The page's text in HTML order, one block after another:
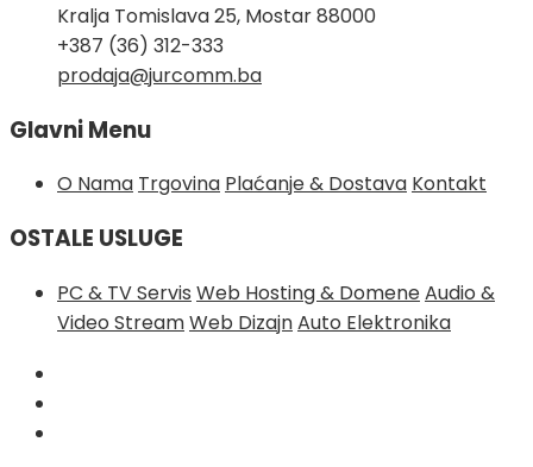
Kralja Tomislava 25, Mostar 88000
+387 (36) 312-333
prodaja@jurcomm.ba
Glavni Menu
O Nama Trgovina Plaćanje & Dostava Kontakt
OSTALE USLUGE
PC & TV Servis Web Hosting & DomeneAudio &
Video StreamWeb DizajnAuto Elektronika